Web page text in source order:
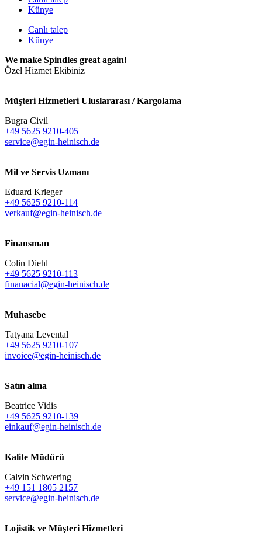
Künye
Canlı talep
Künye
We make Spindles great again!
Özel Hizmet Ekibiniz
Müşteri Hizmetleri Uluslararası / Kargolama
Bugra Civil
+49 5625 9210-405
service@egin-heinisch.de
Mil ve Servis Uzmanı
Eduard Krieger
+49 5625 9210-114
verkauf@egin-heinisch.de
Finansman
Colin Diehl
+49 5625 9210-113
finanacial@egin-heinisch.de
Muhasebe
Tatyana Levental
+49 5625 9210-107
invoice@egin-heinisch.de
Satın alma
Beatrice Vidis
+49 5625 9210-139
einkauf@egin-heinisch.de
Kalite Müdürü
Calvin Schwering
+49 151 1805 2157
service@egin-heinisch.de
Lojistik ve Müşteri Hizmetleri